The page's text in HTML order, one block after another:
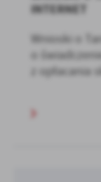
INTERNET
Wnioski o
o
z opłacania